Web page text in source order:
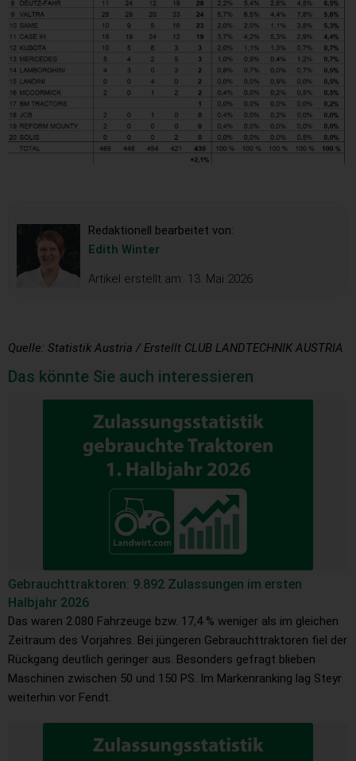
Redaktionell bearbeitet von:
Edith Winter
Artikel erstellt am: 13. Mai 2026
Quelle: Statistik Austria / Erstellt CLUB LANDTECHNIK AUSTRIA
Das könnte Sie auch interessieren
Gebrauchttraktoren: 9.892 Zulassungen im ersten
Halbjahr 2026
Das waren 2.080 Fahrzeuge bzw. 17,4 % weniger als im gleichen
Zeitraum des Vorjahres. Bei jüngeren Gebrauchttraktoren fiel der
Rückgang deutlich geringer aus. Besonders gefragt blieben
Maschinen zwischen 50 und 150 PS. Im Markenranking lag Steyr
weiterhin vor Fendt.